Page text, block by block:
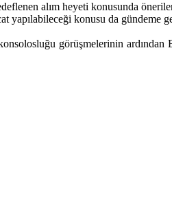
alım heyeti konusunda
yapılabileceği konusu da gündeme
görüşmelerinin ardından